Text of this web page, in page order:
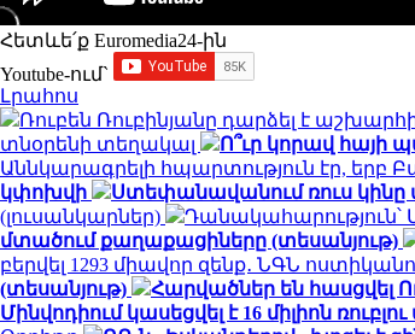
Հետևե՛ք Euromedia24-ին
Youtube-ում`
Լրահոս
Ռուբեն Ռուբինյանը դարձել է
տնօրենի տեղակալ
Ո՞ւր կորավ հայի
Աննկարագրելի հպարտություն էր, երբ
կփոխվի
Ստեփանավանում ռուս կինը
(լուսանկարներ)
Դանակահարություն՝
մտածում քաղաքացիները (տեսանյութ)
բերվել 1293 միավոր զենք․ ՆԳՆ
(տեսանյութ)
Հարվածներ են հասցվել
Մինվոդիում կասեցվել է 16 միլիոն